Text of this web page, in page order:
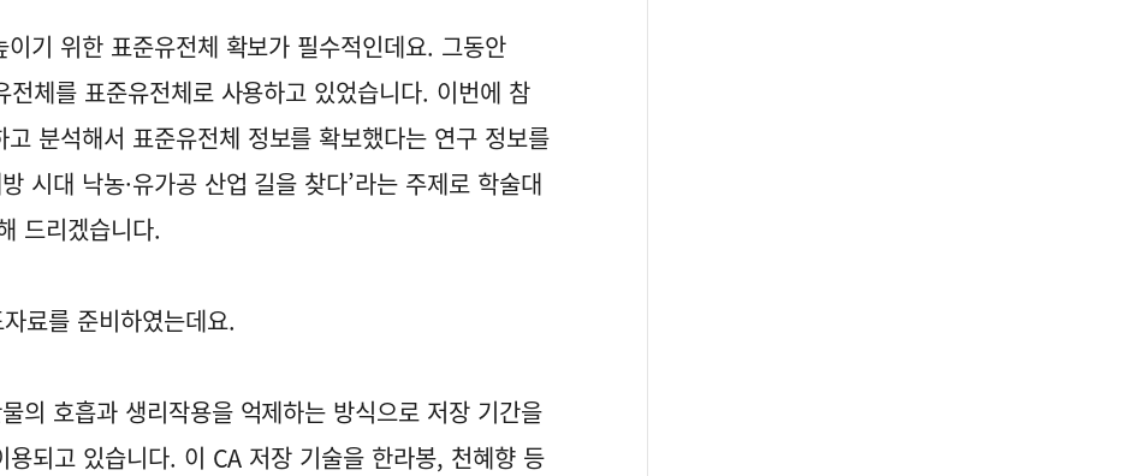
기 위한 표준유전체 확보가 필수적인데요. 그동안
체를 표준유전체로 사용하고 있었습니다. 이번에 참
분석해서 표준유전체 정보를 확보했다는 연구 정보를
시대 낙농·유가공 산업 길을 찾다’라는 주제로 학술대
드리겠습니다.
료를 준비하였는데요.
의 호흡과 생리작용을 억제하는 방식으로 저장 기간을
되고 있습니다. 이 CA 저장 기술을 한라봉, 천혜향 등